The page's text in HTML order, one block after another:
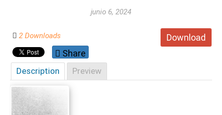
junio 6, 2024
Download
2 Downloads
Share
Description Preview